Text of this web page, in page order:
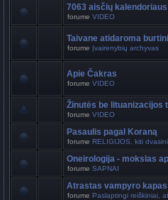
7063 aisčių
forume VIDEO
Taivane atidaroma
forume Įvairenybių archyvas
Apie Čakras
forume VIDEO
Žinutės be lituanizacijos
forume VIDEO
Pasaulis pagal Koraną
forume RELIGIJOS, kiti
Oneirologija - mokslas
forume SAPNAI
Atrastas vampyro kapas
forume Paslaptingi reiškiniai,